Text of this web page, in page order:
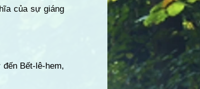
của sự giáng
Bết-lê-hem,